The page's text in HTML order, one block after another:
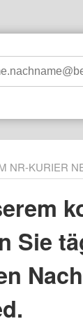
NR-KURIER
Sie